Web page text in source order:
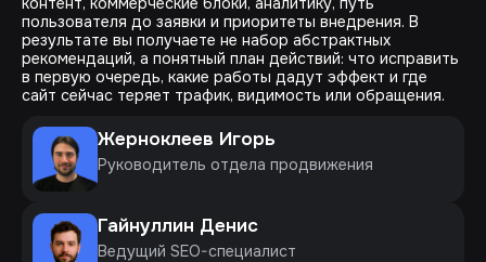
пользователя до заявки и приоритеты внедрения. В
результате вы получаете не набор абстрактных
рекомендаций, а понятный план действий: что исправить
в первую очередь, какие работы дадут эффект и где
сайт сейчас теряет трафик, видимость или обращения.
Жерноклеев Игорь
Руководитель отдела продвижения
Гайнуллин Денис
Ведущий SEO-специалист